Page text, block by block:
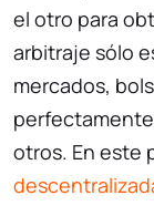
el otro para
arbitraje sólo
mercados,
otros. En este